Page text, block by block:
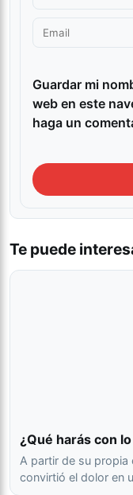
Guardar mi
web en este
haga un
Te puede
¿Qué harás con
A partir de su propia
convirtió el dolor en